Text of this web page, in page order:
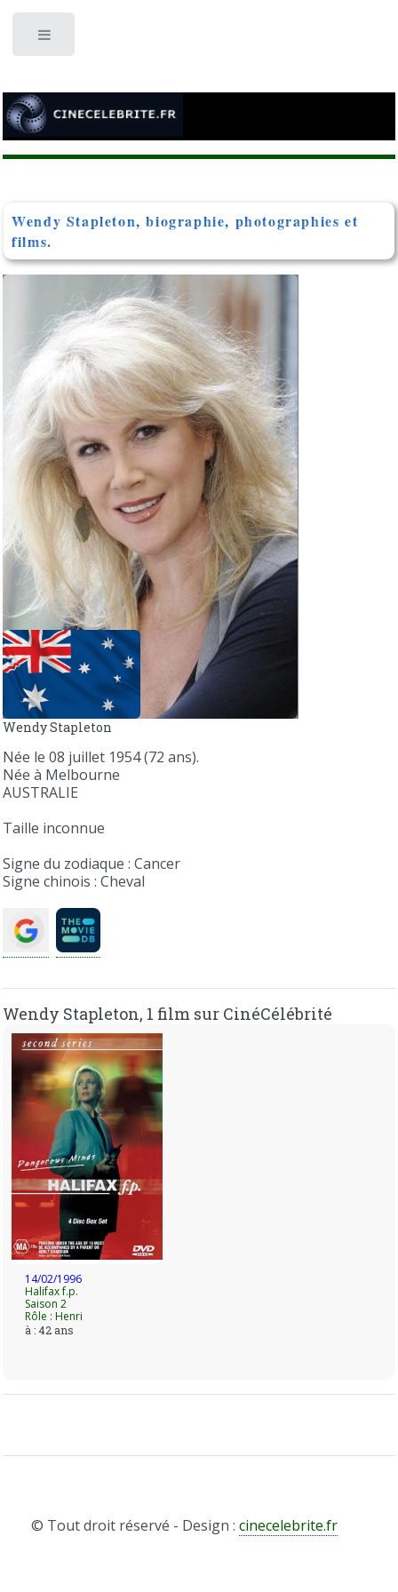
Wendy Stapleton, biographie, photographies et
films.
Wendy Stapleton
Née le 08 juillet 1954 (72 ans).
Née à Melbourne
AUSTRALIE
Taille inconnue
Signe du zodiaque : Cancer
Signe chinois : Cheval
Wendy Stapleton, 1 film sur CinéCélébrité
14/02/1996
Halifax f.p.
Saison 2
Rôle : Henri
à : 42 ans
© Tout droit réservé - Design :cinecelebrite.fr